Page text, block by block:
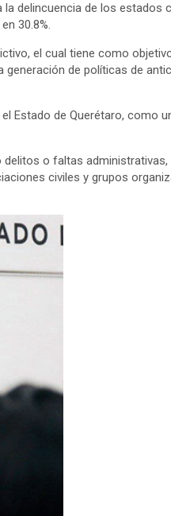
delincuencia de los estados
30.8%.
el cual tiene como
de políticas de
Estado de Querétaro, como
o faltas
civiles y grupos